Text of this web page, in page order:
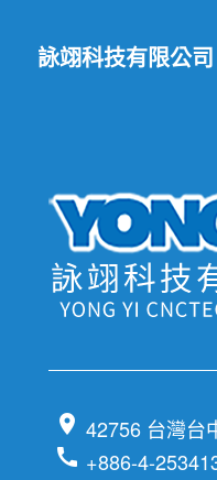
詠翊科技有限公司
location_on 42756 台灣台
call +886-4-